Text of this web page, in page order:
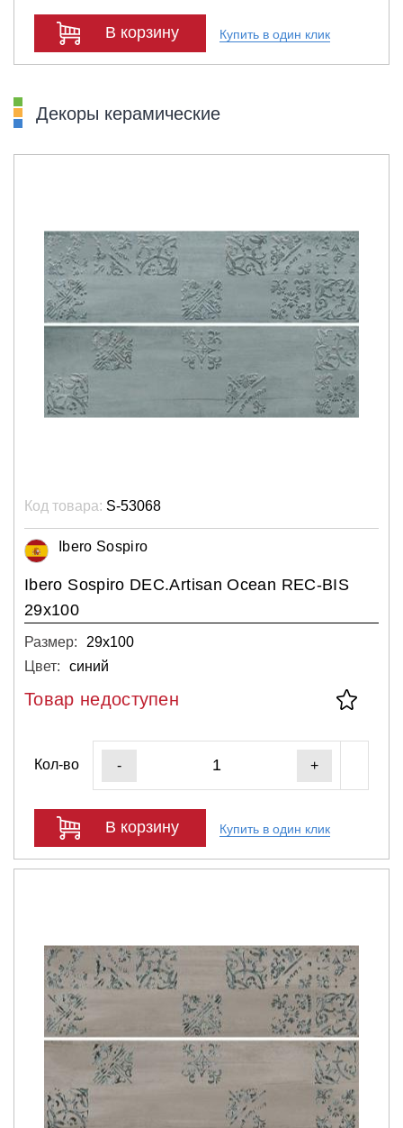
В корзину Купить в один клик
Декоры керамические
Код товара: S-53068
Ibero Sospiro
Ibero Sospiro DEC.Artisan Ocean REC-BIS
29x100
Размер:
29х100
Цвет:
синий
Товар недоступен
Кол-во - +
В корзину Купить в один клик